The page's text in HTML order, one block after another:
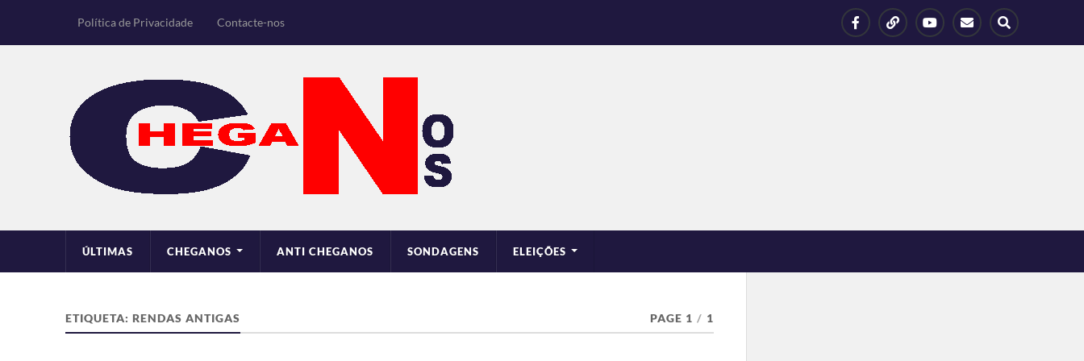
Política de Privacidade Contacte-nos
ÚLTIMAS CHEGANOS ANTI CHEGANOS SONDAGENS ELEIÇÕES
ETIQUETA: RENDAS ANTIGAS PAGE 1 / 1